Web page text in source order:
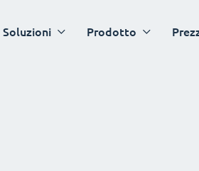
Soluzioni Prodotto